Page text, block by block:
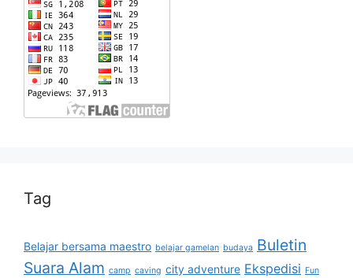
Tag
Belajar bersama maestro belajar gamelan budaya Buletin
Suara Alam camp caving city adventure Ekspedisi Fun